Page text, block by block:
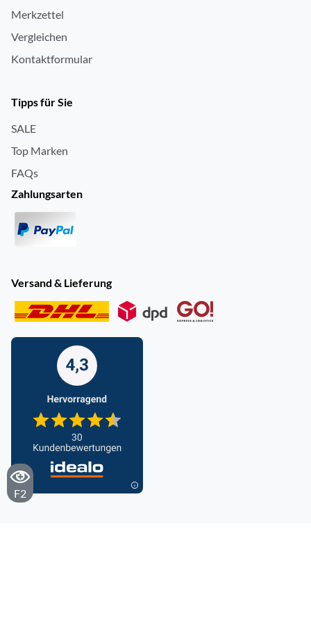
F2
Merkzettel
Vergleichen
Kontaktformular
Tipps für Sie
SALE
Top Marken
FAQs
Zahlungsarten
Versand & Lieferung